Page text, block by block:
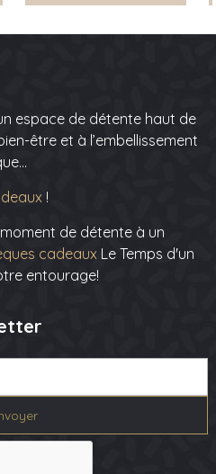
espace de détente haut de
être et à l’embellissement
!
de détente à un
cadeauxLe Temps d'un
entourage!